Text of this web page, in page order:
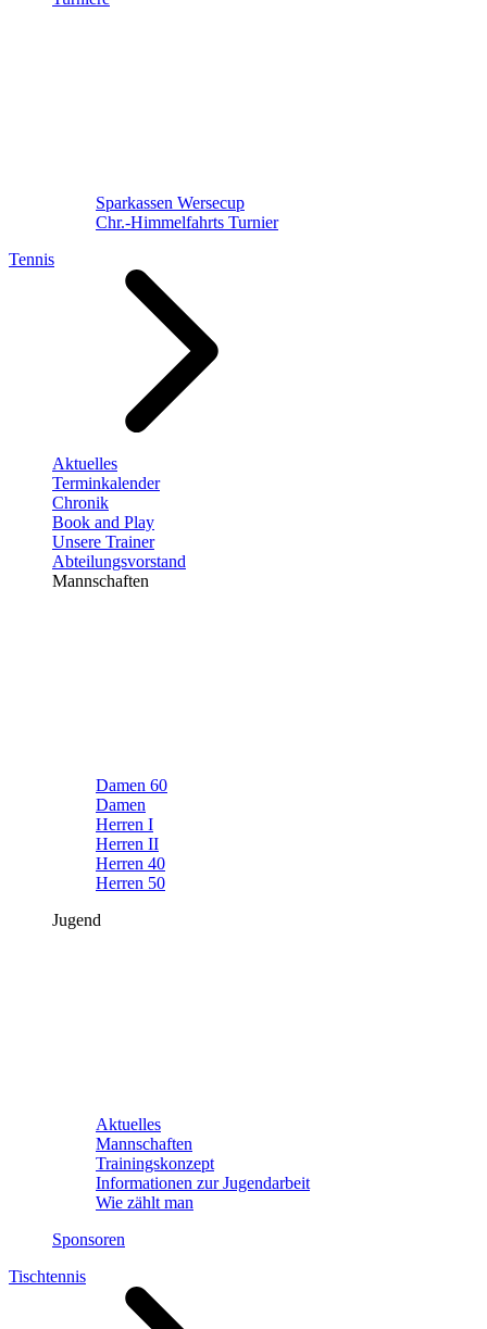
Sparkassen Wersecup
Chr.-Himmelfahrts Turnier
Tennis
Aktuelles
Terminkalender
Chronik
Book and Play
Unsere Trainer
Abteilungsvorstand
Mannschaften
Damen 60
Damen
Herren I
Herren II
Herren 40
Herren 50
Jugend
Aktuelles
Mannschaften
Trainingskonzept
Informationen zur Jugendarbeit
Wie zählt man
Sponsoren
Tischtennis